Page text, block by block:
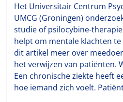
Het Universitair Centrum
UMCG (Groningen)
studie of psilocybine-
helpt om mentale klachten
dit artikel meer over
het verwijzen van patiënten.
Een chronische ziekte heeft
hoe iemand zich voelt.